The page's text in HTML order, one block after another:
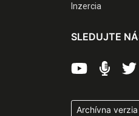
Inzercia
SLEDUJTE
Archívna verzia